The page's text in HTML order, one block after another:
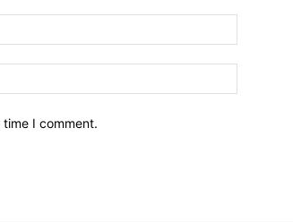
I comment.